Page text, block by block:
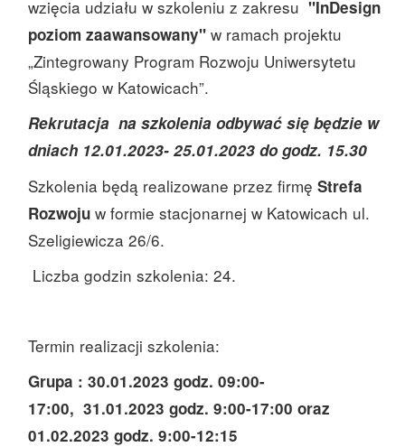
wzięcia udziału w szkoleniu z zakresu "InDesign
poziom zaawansowany" w ramach projektu
„Zintegrowany Program Rozwoju Uniwersytetu
Śląskiego w Katowicach”.
Rekrutacja na szkolenia odbywać się będzie w
dniach 12.01.2023- 25.01.2023 do godz. 15.30
Szkolenia będą realizowane przez firmę Strefa
Rozwoju w formie stacjonarnej w Katowicach ul.
Szeligiewicza 26/6.
Liczba godzin szkolenia: 24.
Termin realizacji szkolenia:
Grupa : 30.01.2023 godz. 09:00-
17:00, 31.01.2023 godz. 9:00-17:00 oraz
01.02.2023 godz. 9:00-12:15